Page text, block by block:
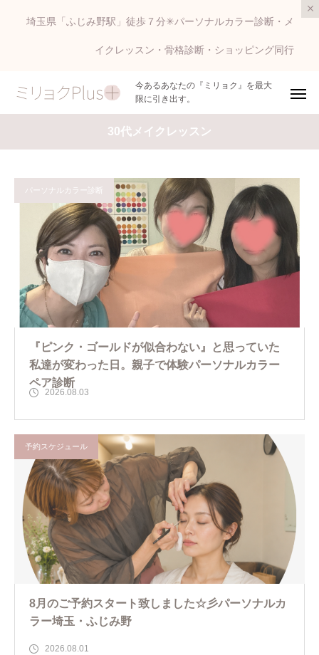
埼玉県「ふじみ野駅」徒歩７分✳︎パーソナルカラー診断・メ
イクレッスン・骨格診断・ショッピング同行
今あるあなたの『ミリョク』を最大
限に引き出す。
30代メイクレッスン
パーソナルカラー診断
『ピンク・ゴールドが似合わない』と思っていた
私達が変わった日。親子で体験パーソナルカラー
ペア診断
2026.08.03
予約スケジュール
8月のご予約スタート致しました☆彡パーソナルカ
ラー埼玉・ふじみ野
2026.08.01